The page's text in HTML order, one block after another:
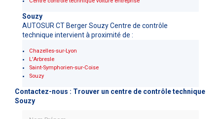
Souzy
AUTOSUR CT Berger Souzy Centre de contrôle
technique intervient à proximité de :
Chazelles-sur-Lyon
L'Arbresle
Saint-Symphorien-sur-Coise
Souzy
Contactez-nous : Trouver un centre de contrôle technique
Souzy